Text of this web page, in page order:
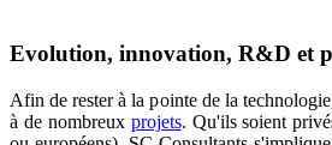
Evolution, innovation, R&D et
Afin de rester à la pointe de la
à de nombreux projets. Qu'ils soient